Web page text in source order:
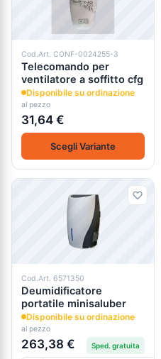
Cod.Art. CONF-0024255-3
Telecomando per
ventilatore a soffitto cfg
Disponibile su ordinazione
al pezzo
31,64 €
Scegli Variante
Cod.Art. 6571350
Deumidificatore
portatile minisaluber
Disponibile su ordinazione
al pezzo
263,38 € Sped. gratuita